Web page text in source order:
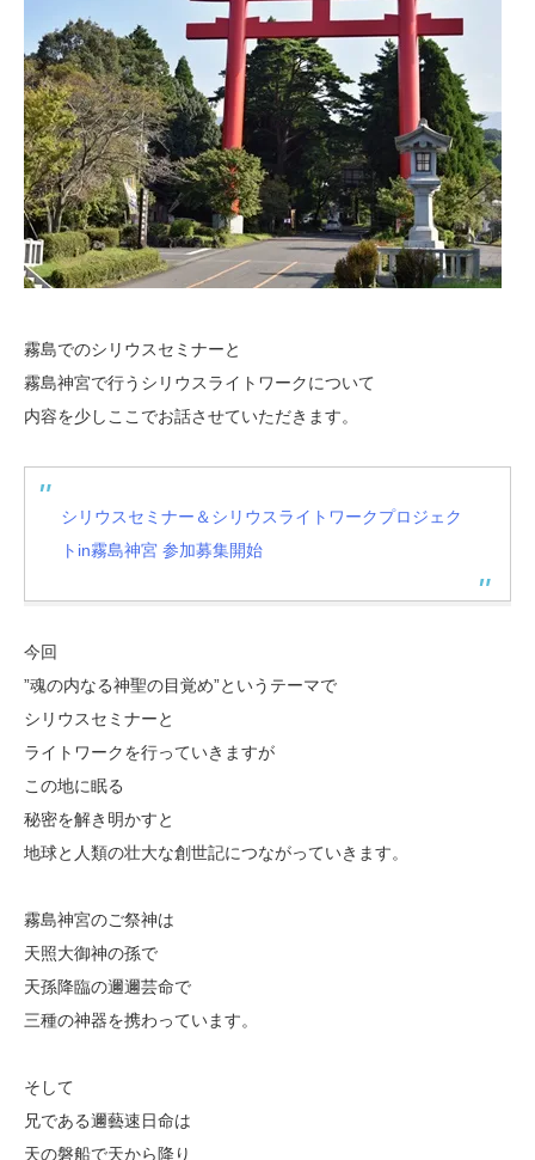
霧島でのシリウスセミナーと
霧島神宮で行うシリウスライトワークについて
内容を少しここでお話させていただきます。
シリウスセミナー＆シリウスライトワークプロジェク
トin霧島神宮 参加募集開始
今回
”魂の内なる神聖の目覚め”というテーマで
シリウスセミナーと
ライトワークを行っていきますが
この地に眠る
秘密を解き明かすと
地球と人類の壮大な創世記につながっていきます。
霧島神宮のご祭神は
天照大御神の孫で
天孫降臨の邇邇芸命で
三種の神器を携わっています。
そして
兄である邇藝速日命は
天の磐船で天から降り